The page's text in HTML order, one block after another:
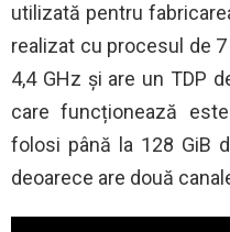
utilizată pentru
realizat cu procesul de
4,4 GHz și are un TDP
care funcționează
folosi până la 128 GiB
deoarece are două